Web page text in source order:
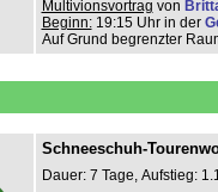
Multivionsvortrag von
Beginn:19:15 Uhr in der
Auf Grund begrenzter
Schneeschuh-
Dauer: 7 Tage, Aufstieg: